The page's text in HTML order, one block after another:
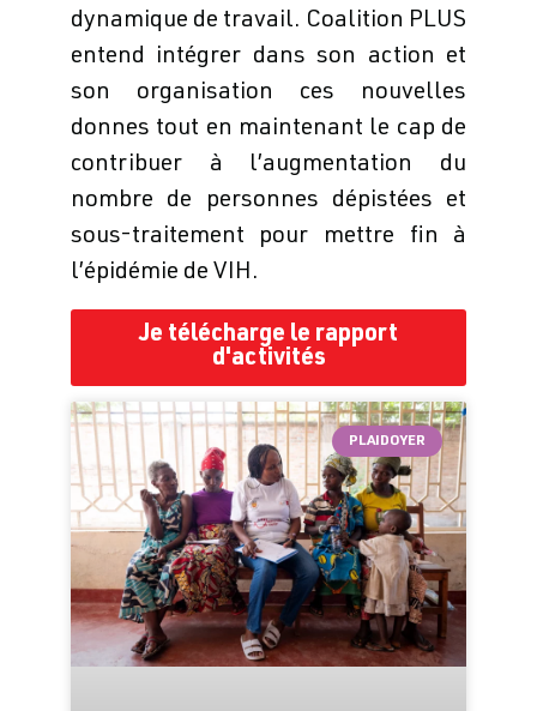
dynamique de travail. Coalition PLUS
entend intégrer dans son action et
son organisation ces nouvelles
donnes tout en maintenant le cap de
contribuer à l’augmentation du
nombre de personnes dépistées et
sous-traitement pour mettre fin à
l’épidémie de VIH.
Je télécharge le rapport
d'activités
PLAIDOYER